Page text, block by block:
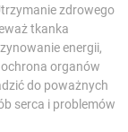
zdrowego
tkanka
energii,
organów
do poważnych
serca i problemów